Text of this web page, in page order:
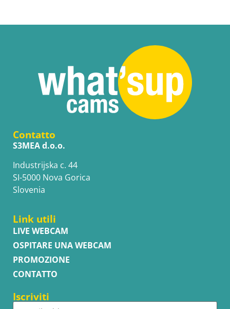
Contatto
S3MEA d.o.o.
Industrijska c. 44
SI-5000 Nova Gorica
Slovenia
Link utili
LIVE WEBCAM
OSPITARE UNA WEBCAM
PROMOZIONE
CONTATTO
Iscriviti